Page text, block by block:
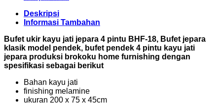
Deskripsi
Informasi Tambahan
Bufet ukir kayu jati jepara 4 pintu BHF-18, Bufet jepara
klasik model pendek, bufet pendek 4 pintu kayu jati
jepara produksi brokoku home furnishing dengan
spesifikasi sebagai berikut
Bahan kayu jati
finishing melamine
ukuran 200 x 75 x 45cm